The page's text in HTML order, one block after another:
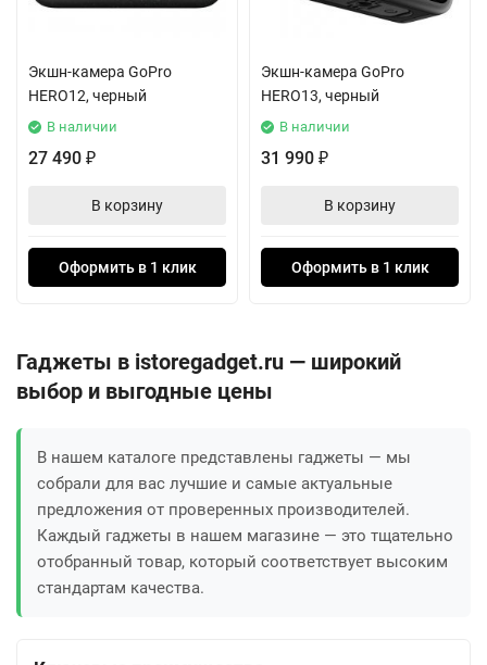
Экшн-камера GoPro
HERO12, черный
В наличии
27 490 ₽
В корзину
Оформить в 1 клик
Экшн-камера GoPro
HERO13, черный
В наличии
31 990 ₽
В корзину
Оформить в 1 клик
Гаджеты в istoregadget.ru — широкий
выбор и выгодные цены
В нашем каталоге представлены гаджеты — мы
собрали для вас лучшие и самые актуальные
предложения от проверенных производителей.
Каждый гаджеты в нашем магазине — это тщательно
отобранный товар, который соответствует высоким
стандартам качества.